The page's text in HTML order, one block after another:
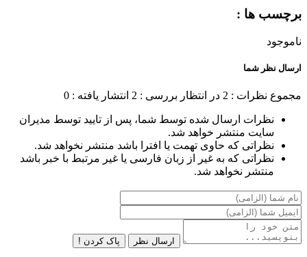
برچسب ها :
ناموجود
ارسال نظر شما
مجموع نظرات : 2 در انتظار بررسی : 2 انتشار یافته : 0
نظرات ارسال شده توسط شما، پس از تایید توسط مدیران
سایت منتشر خواهد شد.
نظراتی که حاوی تهمت یا افترا باشد منتشر نخواهد شد.
نظراتی که به غیر از زبان فارسی یا غیر مرتبط با خبر باشد
منتشر نخواهد شد.
ارسال نظر پاک کردن !